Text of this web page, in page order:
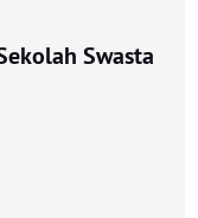
Swasta